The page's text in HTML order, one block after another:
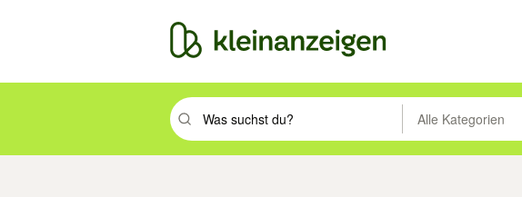
Suchbegriff eingeben. Eingabetaste drücken um zu suchen,
Alle Kategorien